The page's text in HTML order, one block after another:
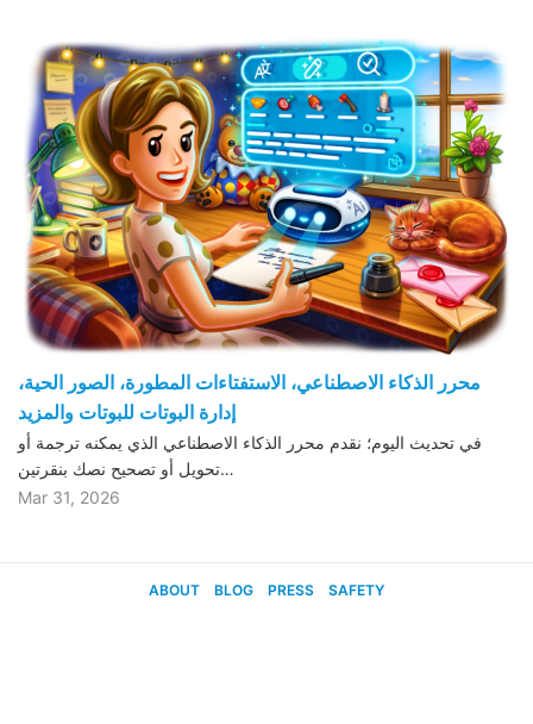
محرر الذكاء الاصطناعي، الاستفتاءات المطورة، الصور الحية،
إدارة البوتات للبوتات والمزيد
في تحديث اليوم؛ نقدم محرر الذكاء الاصطناعي الذي يمكنه ترجمة أو
تحويل أو تصحيح نصك بنقرتين…
Mar 31, 2026
ABOUT BLOG PRESS SAFETY